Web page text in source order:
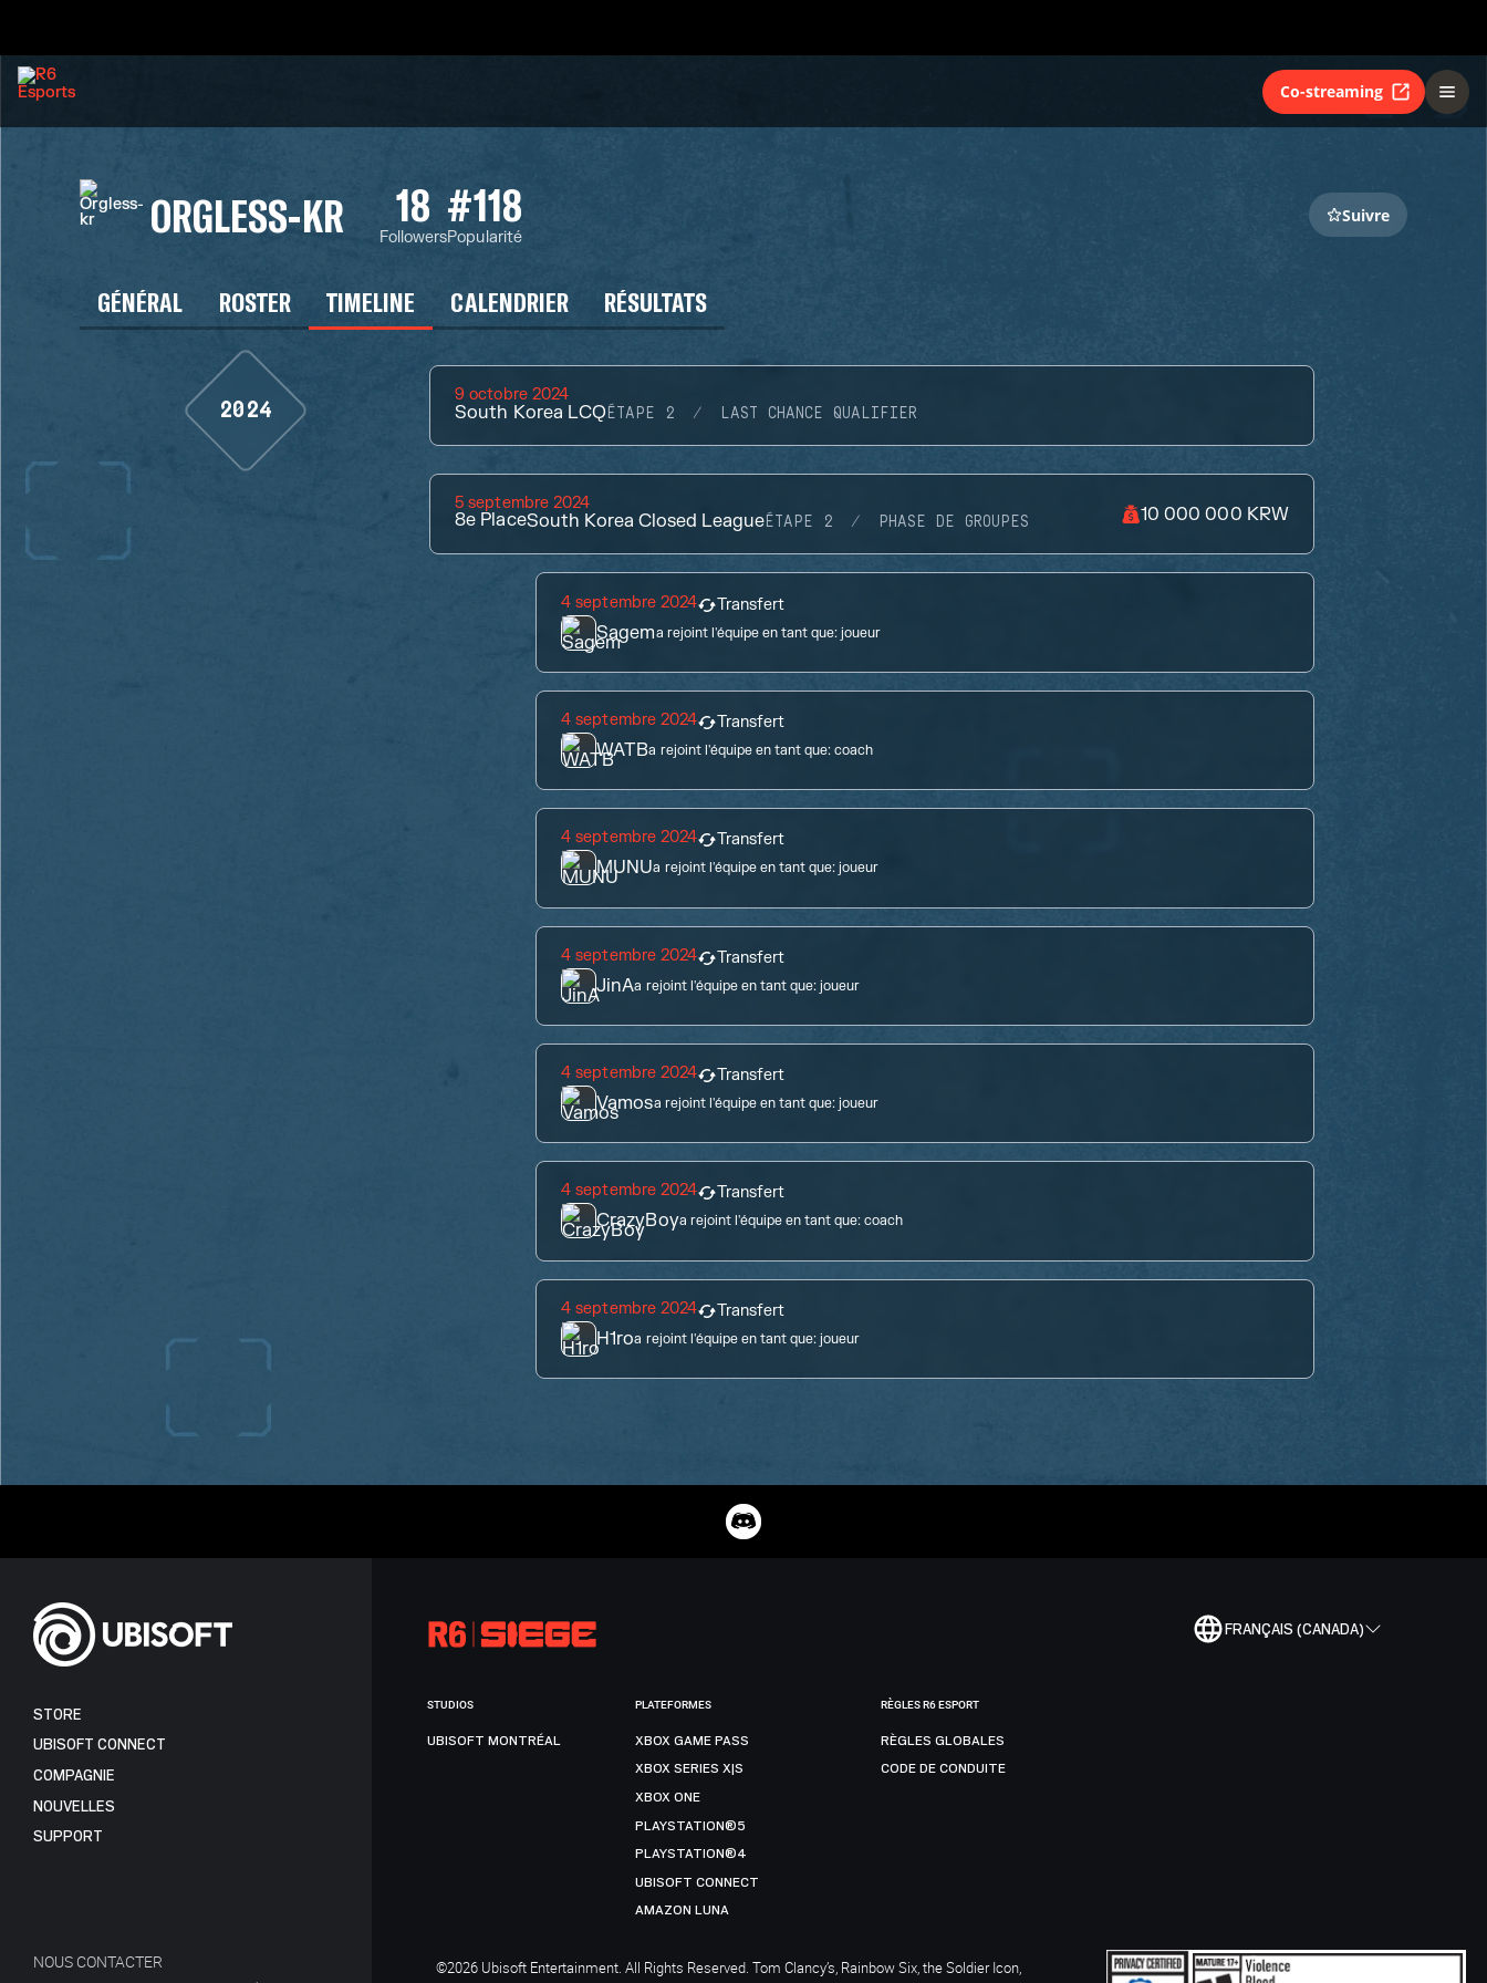
Co-streaming
ORGLESS-KR 18
Followers
#118
Popularité
Suivre
GÉNÉRAL ROSTER TIMELINE CALENDRIER RÉSULTATS
2024
9 octobre 2024
South Korea LCQÉTAPE 2 LAST CHANCE QUALIFIER
5 septembre 2024
8e PlaceSouth Korea Closed LeagueÉTAPE 2 PHASE DE GROUPES 10 000 000 KRW
4 septembre 2024 Transfert
Sagema rejoint l'équipe en tant que:joueur
4 septembre 2024 Transfert
WATBa rejoint l'équipe en tant que:coach
4 septembre 2024 Transfert
MUNUa rejoint l'équipe en tant que:joueur
4 septembre 2024 Transfert
JinAa rejoint l'équipe en tant que:joueur
4 septembre 2024 Transfert
Vamosa rejoint l'équipe en tant que:joueur
4 septembre 2024 Transfert
CrazyBoya rejoint l'équipe en tant que: coach
4 septembre 2024 Transfert
H1roa rejoint l'équipe en tant que:joueur
FRANÇAIS (CANADA)
STORE
UBISOFT CONNECT
COMPAGNIE
NOUVELLES
SUPPORT
NOUS CONTACTER
STUDIOS
UBISOFT MONTRÉAL
PLATEFORMES
XBOX GAME PASS
XBOX SERIES X|S
XBOX ONE
PLAYSTATION®5
PLAYSTATION®4
UBISOFT CONNECT
AMAZON LUNA
RÈGLES R6 ESPORT
RÈGLES GLOBALES
CODE DE CONDUITE
©2026 Ubisoft Entertainment. All Rights Reserved. Tom Clancy’s, Rainbow Six, the Soldier Icon,